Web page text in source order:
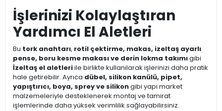
İşlerinizi Kolaylaştıran
Yardımcı El Aletleri
Bu tork anahtarı, rotil çektirme, makas, izeltaş ayarlı
pense, boru kesme makası ve derin lokma takımıgibi
İzeltaş el aletleriile birlikte kullanılarak işlerinizi daha pratik
hale getirebilir. Ayrıca dübel, silikon kanülü, pipet,
yapıştırıcı, boya, sprey ve silikongibi yapı market
malzemeleriyle desteklenerek montaj ve tamirat
işlemlerinde daha yüksek verimlilik sağlayabilirsiniz.